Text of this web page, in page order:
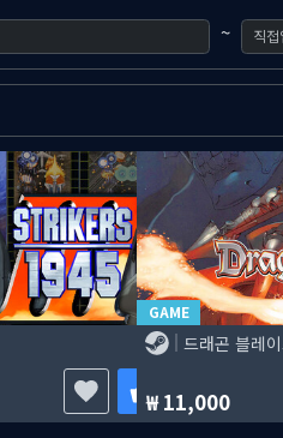
~
GAME
드래곤 블레
11,000